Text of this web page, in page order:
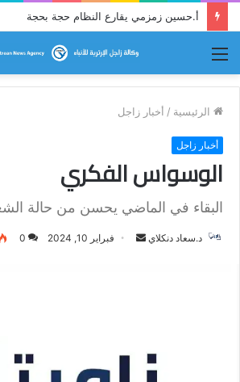
أ.حسين زمزمي يقارع النظام حجة بحجة
الرئيسية / أخبار زاجل
أخبار زاجل
الوسواس الفكري
البقاء في الماضي يحسن من حالة
د.سعاد دنكلاي فبراير 10, 2024 0